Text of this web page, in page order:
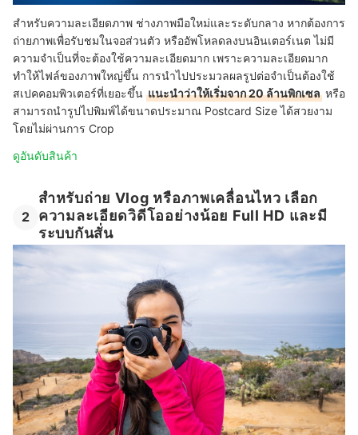
สำหรับความละเอียดภาพ ช่างภาพมือใหม่และระดับกลาง หากต้องการ
ถ่ายภาพเพื่อรับชมในจอส่วนตัว หรืออัพโหลดลงบนอินเตอร์เนต ไม่มี
ความจำเป็นที่จะต้องใช้ความละเอียดมาก เพราะความละเอียดมาก
ทำให้ไฟล์ของภาพใหญ่ขึ้น การนำไปประมวลผลรูปต่อจำเป็นต้องใช้
สเปคคอมพิวเตอร์ที่เยอะขึ้น แนะนำว่าให้เริ่มจาก 20 ล้านพิกเซล หรือ
สามารถนำรูปไปพิมพ์ได้ขนาดประมาณ Postcard Size ได้สวยงาม
โดยไม่ผ่านการ Crop
ดูอันดับสินค้า
2
สำหรับถ่าย Vlog หรือภาพเคลื่อนไหว เลือก
ความละเอียดวิดีโออย่างน้อย Full HD และมี
ระบบกันสั่น